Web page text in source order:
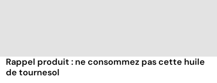
Rappel produit : ne consommez pas cette huile
de tournesol